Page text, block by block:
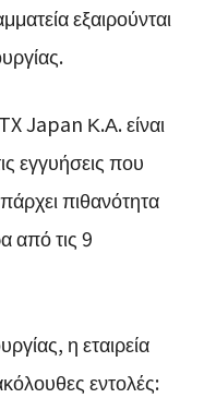
εξαιρούνται
Japan Κ.Α. είναι
εγγυήσεις που
πιθανότητα
από τις 9
η εταιρεία
εντολές: